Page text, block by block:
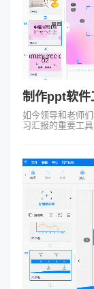
制作ppt软件
如今领导和老师
习汇报的重要工